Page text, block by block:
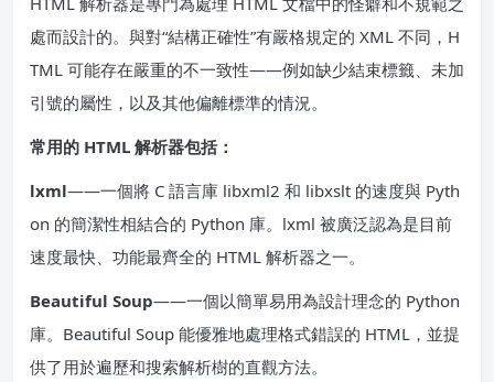
處而設計的。與對“結構正確性”有嚴格規定的 XML 不同，H
TML 可能存在嚴重的不一致性——例如缺少結束標籤、未加
引號的屬性，以及其他偏離標準的情況。
常用的 HTML 解析器包括：
lxml——一個將 C 語言庫 libxml2 和 libxslt 的速度與 Pyth
on 的簡潔性相結合的 Python 庫。lxml 被廣泛認為是目前
速度最快、功能最齊全的 HTML 解析器之一。
Beautiful Soup——一個以簡單易用為設計理念的 Python
庫。Beautiful Soup 能優雅地處理格式錯誤的 HTML，並提
供了用於遍歷和搜索解析樹的直觀方法。